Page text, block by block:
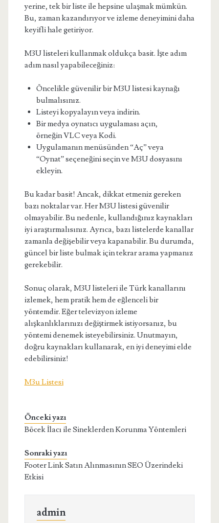
yerine, tek bir liste ile hepsine ulaşmak mümkün.
Bu, zaman kazandırıyor ve izleme deneyimini daha
keyifli hale getiriyor.
M3U listeleri kullanmak oldukça basit. İşte adım
adım nasıl yapabileceğiniz:
Öncelikle güvenilir bir M3U listesi kaynağı
bulmalısınız.
Listeyi kopyalayın veya indirin.
Bir medya oynatıcı uygulaması açın,
örneğin VLC veya Kodi.
Uygulamanın menüsünden “Aç” veya
“Oynat” seçeneğini seçin ve M3U dosyasını
ekleyin.
Bu kadar basit! Ancak, dikkat etmeniz gereken
bazı noktalar var. Her M3U listesi güvenilir
olmayabilir. Bu nedenle, kullandığınız kaynakları
iyi araştırmalısınız. Ayrıca, bazı listelerde kanallar
zamanla değişebilir veya kapanabilir. Bu durumda,
güncel bir liste bulmak için tekrar arama yapmanız
gerekebilir.
Sonuç olarak, M3U listeleri ile Türk kanallarını
izlemek, hem pratik hem de eğlenceli bir
yöntemdir. Eğer televizyon izleme
alışkanlıklarınızı değiştirmek istiyorsanız, bu
yöntemi denemek isteyebilirsiniz. Unutmayın,
doğru kaynakları kullanarak, en iyi deneyimi elde
edebilirsiniz!
M3u Listesi
Önceki yazı
Böcek İlacı ile Sineklerden Korunma Yöntemleri
Sonraki yazı
Footer Link Satın Alınmasının SEO Üzerindeki
Etkisi
admin